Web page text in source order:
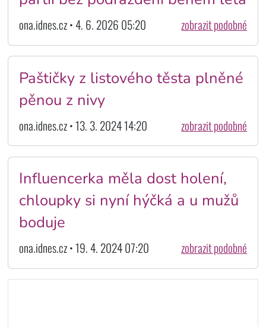
ona.idnes.cz • 4. 6. 2026 05:20 zobrazit podobné
Paštičky z listového těsta plněné
pěnou z nivy
ona.idnes.cz • 13. 3. 2024 14:20 zobrazit podobné
Influencerka měla dost holení,
chloupky si nyní hýčká a u mužů
boduje
ona.idnes.cz • 19. 4. 2024 07:20 zobrazit podobné